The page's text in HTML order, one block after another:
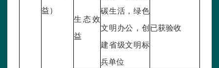
益）
生态效
益
碳生活，绿色
文明办公，创
建省级文明标
兵单位
已获验收